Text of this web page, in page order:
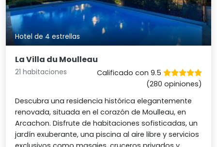
Hotel de 4 estrellas
La Villa du Moulleau
21 habitaciones
Calificado con 9.5
(280 opiniones)
Descubra una residencia histórica elegantemente
renovada, situada en el corazón de Moulleau, en
Arcachon. Disfrute de habitaciones sofisticadas, un
jardín exuberante, una piscina al aire libre y servicios